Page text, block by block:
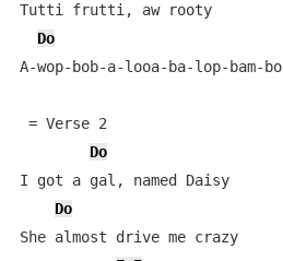
Tutti frutti, aw rooty
Do
A-wop-bob-a-looa-ba-lop-bam-
= Verse 2
Do
I got a gal, named Daisy
Do
She almost drive me crazy